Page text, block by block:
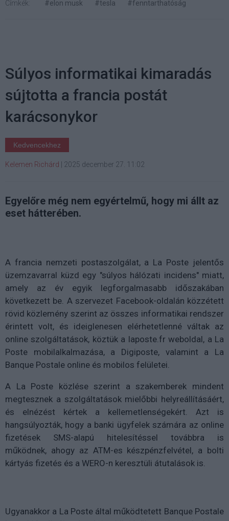
Címkék: #elon musk #tesla #fenntarthatóság
Súlyos informatikai kimaradás
sújtotta a francia postát
karácsonykor
Kedvencekhez
Kelemen Richárd 2025 december 27. 11:02
Egyelőre még nem egyértelmű, hogy mi állt az
eset hátterében.
A francia nemzeti postaszolgálat, a La Poste jelentős
üzemzavarral küzd egy "súlyos hálózati incidens" miatt,
amely az év egyik legforgalmasabb időszakában
következett be. A szervezet Facebook-oldalán közzétett
rövid közlemény szerint az összes informatikai rendszer
érintett volt, és ideiglenesen elérhetetlenné váltak az
online szolgáltatások, köztük a laposte.fr weboldal, a La
Poste mobilalkalmazása, a Digiposte, valamint a La
Banque Postale online és mobilos felületei.
A La Poste közlése szerint a szakemberek mindent
megtesznek a szolgáltatások mielőbbi helyreállításáért,
és elnézést kértek a kellemetlenségekért. Azt is
hangsúlyozták, hogy a banki ügyfelek számára az online
fizetések SMS-alapú hitelesítéssel továbbra is
működnek, ahogy az ATM-es készpénzfelvétel, a bolti
kártyás fizetés és a WERO-n keresztüli átutalások is.
Ugyanakkor a La Poste által működtetett Banque Postale